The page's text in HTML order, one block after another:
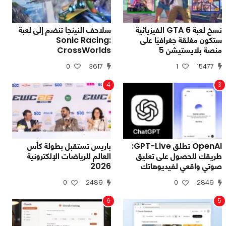
نسخ لعبة GTA 6 الفيزيائية
ستكون مغلقة جغرافيًا على
منصة بلايستيشن 5
15477
1
سلاحف النينجا تنضم إلى لعبة
Sonic Racing:
CrossWorlds
3617
0
3
OpenAI تطلق GPT-Live:
طريقك للحصول على تعليق
صوتي واقعي لفيديوهاتك
2849
0
4
باريس تستقبل بطولة كأس
العالم للرياضات الإلكترونية
2026
2489
0
5
6